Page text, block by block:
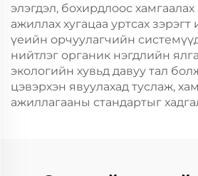
элэгдэл, бохирдлоос
ажиллах хугацаа уртсах
үеийн орчуулагчийн
нийтлэг органик нэгдлийн
экологийн хувьд давуу тал
цэвэрхэн явуулахад туслаж,
ажиллагааны стандартыг